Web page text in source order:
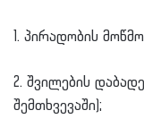
1. პირადობის
2. შვილების
შემთხვევაში);